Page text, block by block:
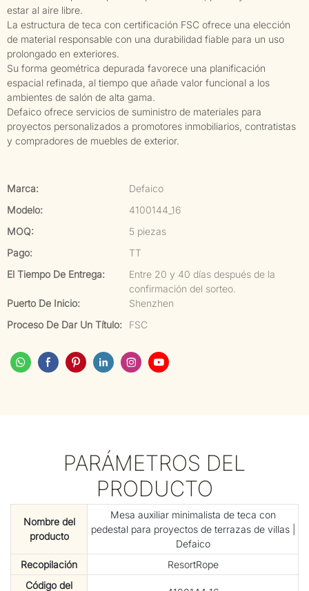
estar al aire libre.
La estructura de teca con certificación FSC ofrece una elección
de material responsable con una durabilidad fiable para un uso
prolongado en exteriores.
Su forma geométrica depurada favorece una planificación
espacial refinada, al tiempo que añade valor funcional a los
ambientes de salón de alta gama.
Defaico ofrece servicios de suministro de materiales para
proyectos personalizados a promotores inmobiliarios, contratistas
y compradores de muebles de exterior.
Marca:
Defaico
Modelo:
4100144_16
MOQ:
5 piezas
Pago:
TT
El Tiempo De Entrega:
Entre 20 y 40 días después de la
confirmación del sorteo.
Puerto De Inicio:
Shenzhen
Proceso De Dar Un Título:
FSC
PARÁMETROS DEL
PRODUCTO
Nombre del
producto
Mesa auxiliar minimalista de teca con
pedestal para proyectos de terrazas de villas |
Defaico
Recopilación
ResortRope
Código del